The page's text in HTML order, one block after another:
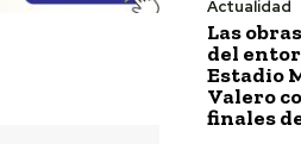
Actualidad
Las
del
Estadio
Valero
finales